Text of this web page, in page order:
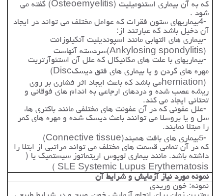
که به آن بیماری استئومیلیت (Osteoemyelitis)گفته می
شود .
4-بیماریهای ستون فقرات که عوامل مختلف می تواند در ایجاد
آن دخیل باشد که عبارتند از :
-بیماری های التهابی مانند اسپوندیلیت آنکیلوزانت
(Ankylosing spondylitis)سردسته آنهاست
-بیماریهای با علت های مکانیکال که علل آن استئوآرتریت
مهره های گردن و یا بیماری های فتق دیسک(Disc
herniation)می باشد که باعث ایجاد اثر فشاری بر روی
ریشه عصب شده و دردهای ارجاعی به اندام های فوقانی و
تحتانی ایجاد می کند.
-علل عفونی که در آن عفونت های مختلفی مانند باکتری ها،
سل و یا بروسلا می توانند باعث دیسک شده و مهره های کمر
را مبتلا نمایند.
5-بیماری های بافت همبند(Connective tissue)
که در آن تمامی قسمت های مختلف می تواند مراتبی از ابتلا را
داشته باشد. مانند بیماری لوپوس اریتماتوز سیستمیک یا (
SLE Systemic Lupus Erythematosis
)
نمونه مورد نیاز آزمایش و شرایط آن
نمونه: خون وریدی